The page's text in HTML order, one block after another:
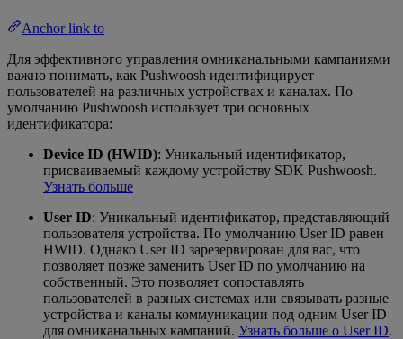
Anchor link to
Для эффективного управления омниканальными кампаниями
важно понимать, как Pushwoosh идентифицирует
пользователей на различных устройствах и каналах. По
умолчанию Pushwoosh использует три основных
идентификатора:
Device ID (HWID): Уникальный идентификатор,
присваиваемый каждому устройству SDK Pushwoosh.
Узнать больше
User ID: Уникальный идентификатор, представляющий
пользователя устройства. По умолчанию User ID равен
HWID. Однако User ID зарезервирован для вас, что
позволяет позже заменить User ID по умолчанию на
собственный. Это позволяет сопоставлять
пользователей в разных системах или связывать разные
устройства и каналы коммуникации под одним User ID
для омниканальных кампаний. Узнать больше о User ID.